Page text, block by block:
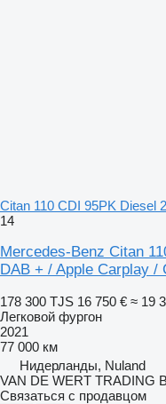
Citan 110 CDI 95PK Diesel
14
Mercedes-Benz Citan
DAB + / Apple Carplay /
178 300 TJS 16 750 € ≈ 19
Легковой фургон
2021
77 000 км
Нидерланды, Nuland
VAN DE WERT TRADING
Связаться с продавцом